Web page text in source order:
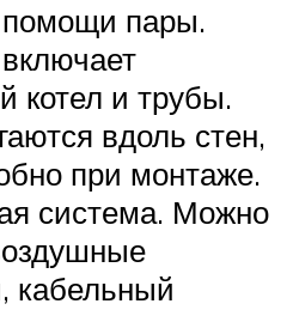
пары.
котел и трубы.
вдоль стен,
при монтаже.
система. Можно
кабельный